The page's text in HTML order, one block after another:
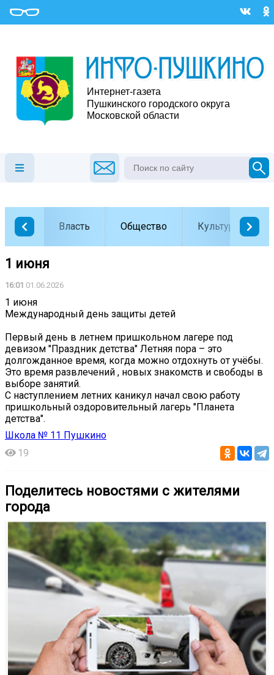
Власть Общество Культура
1 июня
16:01 01.06.2026
1 июня
Международный день защиты детей
Первый день в летнем пришкольном лагере под
девизом "Праздник детства" Летняя пора – это
долгожданное время, когда можно отдохнуть от учёбы.
Это время развлечений , новых знакомств и свободы в
выборе занятий.
С наступлением летних каникул начал свою работу
пришкольный оздоровительный лагерь "Планета
детства".
Школа № 11 Пушкино
19
Поделитесь новостями с жителями
города